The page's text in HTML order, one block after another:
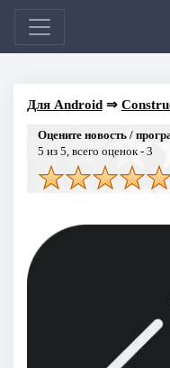
Для Android⇒
Оцените новость /
5 из 5, всего оценок - 3